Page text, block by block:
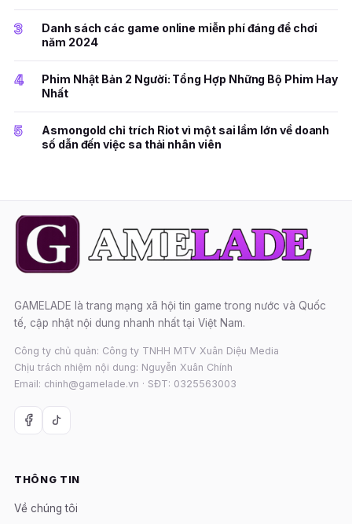
3
Danh sách các game online miễn phí đáng để chơi
năm 2024
4
Phim Nhật Bản 2 Người: Tổng Hợp Những Bộ Phim Hay
Nhất
5
Asmongold chỉ trích Riot vì một sai lầm lớn về doanh
số dẫn đến việc sa thải nhân viên
GAMELADE là trang mạng xã hội tin game trong nước và Quốc
tế, cập nhật nội dung nhanh nhất tại Việt Nam.
Công ty chủ quản: Công ty TNHH MTV Xuân Diệu Media
Chịu trách nhiệm nội dung: Nguyễn Xuân Chính
Email: chinh@gamelade.vn · SĐT: 0325563003
THÔNG TIN
Về chúng tôi